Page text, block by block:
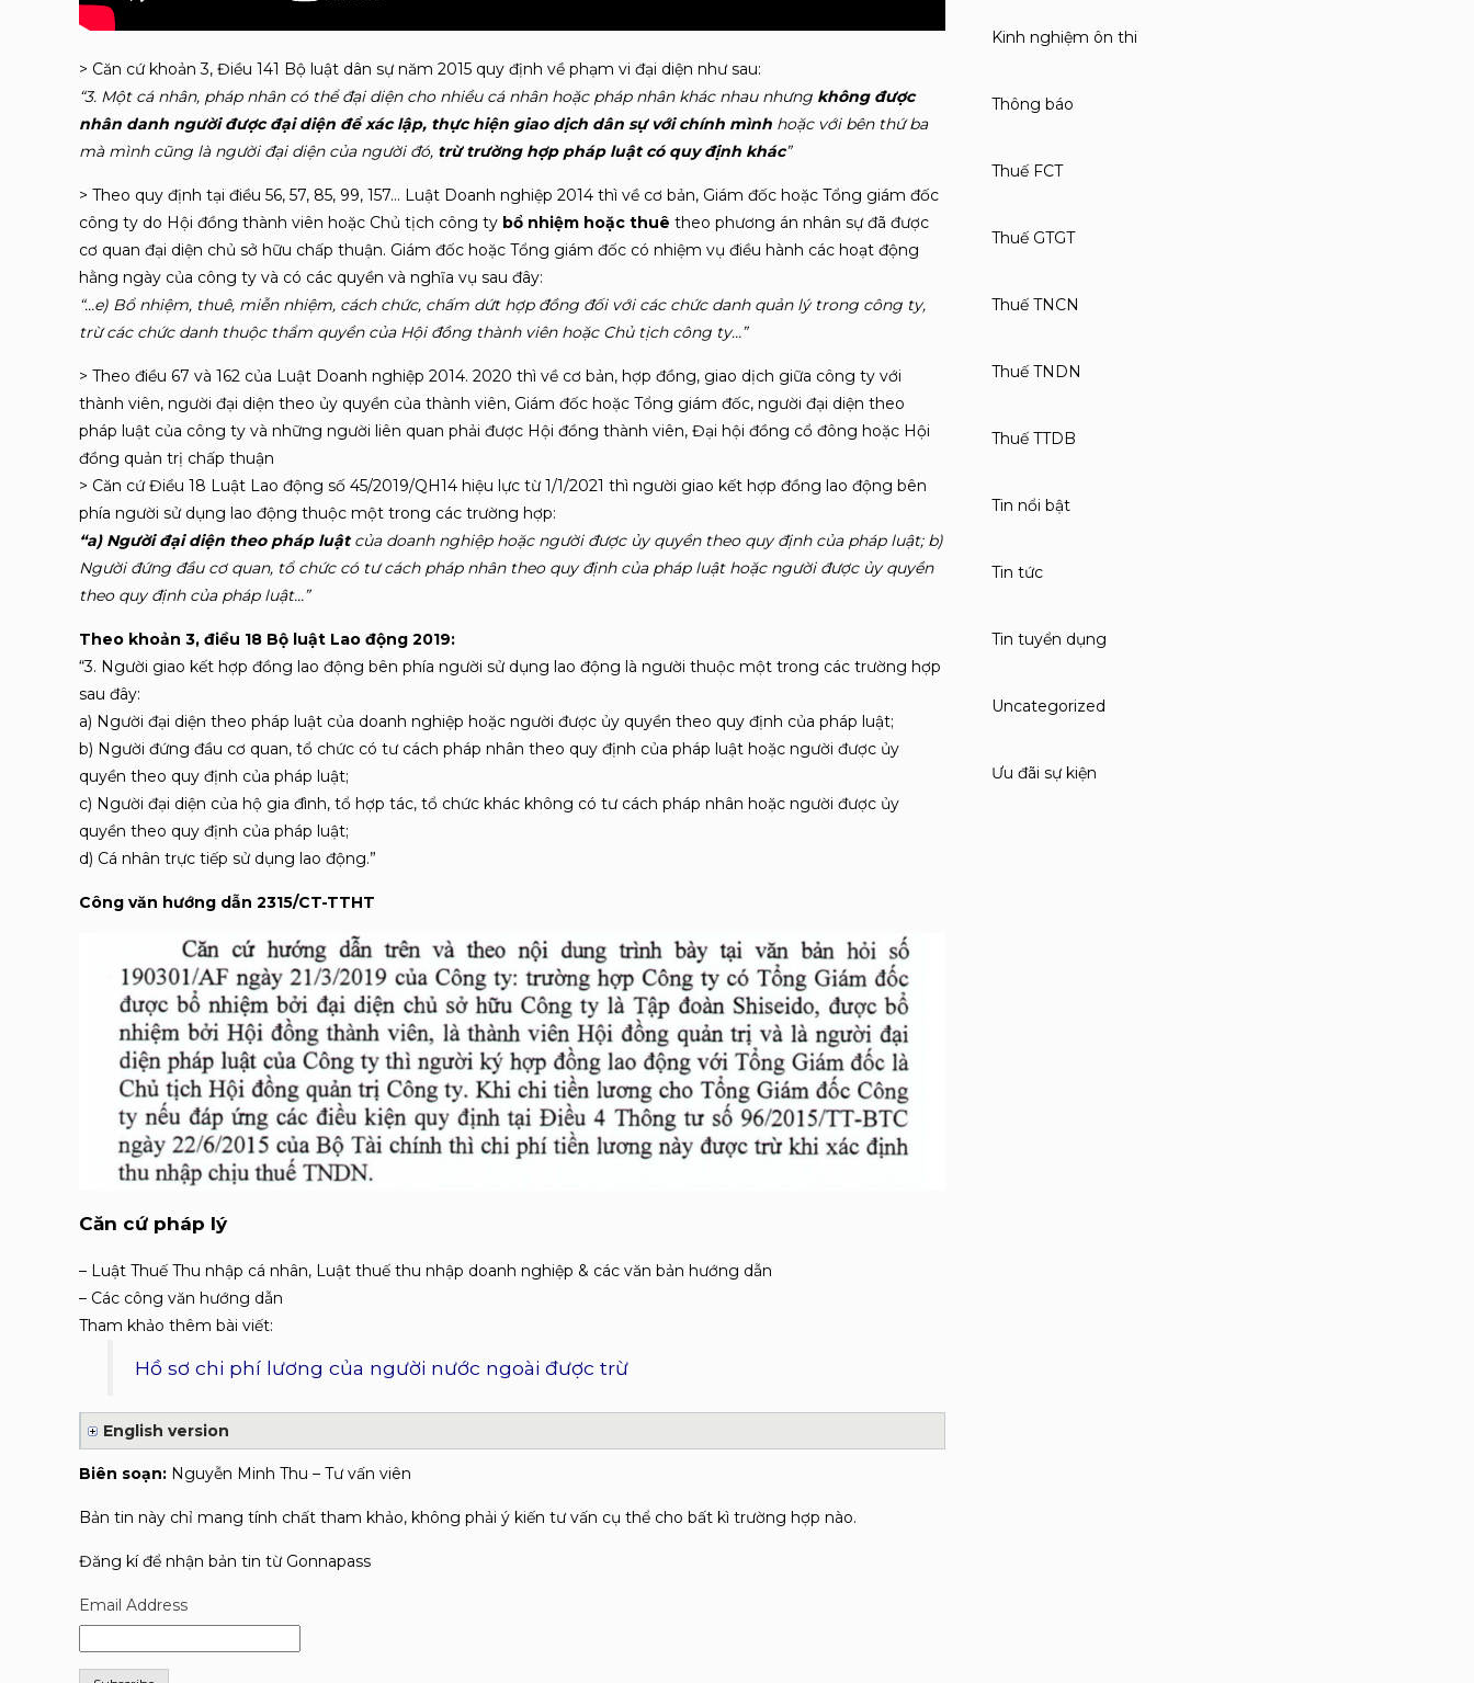
> Căn cứ khoản 3, Điều 141 Bộ luật dân sự năm 2015 quy định về phạm vi đại diện như sau:
“3. Một cá nhân, pháp nhân có thể đại diện cho nhiều cá nhân hoặc pháp nhân khác nhau nhưng không được
nhân danh người được đại diện để xác lập, thực hiện giao dịch dân sự với chính mình hoặc với bên thứ ba
mà mình cũng là người đại diện của người đó, trừ trường hợp pháp luật có quy định khác”
> Theo quy định tại điều 56, 57, 85, 99, 157… Luật Doanh nghiệp 2014 thì về cơ bản, Giám đốc hoặc Tổng giám đốc
công ty do Hội đồng thành viên hoặc Chủ tịch công ty bổ nhiệm hoặc thuê theo phương án nhân sự đã được
cơ quan đại diện chủ sở hữu chấp thuận. Giám đốc hoặc Tổng giám đốc có nhiệm vụ điều hành các hoạt động
hằng ngày của công ty và có các quyền và nghĩa vụ sau đây:
“…e) Bổ nhiệm, thuê, miễn nhiệm, cách chức, chấm dứt hợp đồng đối với các chức danh quản lý trong công ty,
trừ các chức danh thuộc thẩm quyền của Hội đồng thành viên hoặc Chủ tịch công ty…”
> Theo điều 67 và 162 của Luật Doanh nghiệp 2014. 2020 thì về cơ bản, hợp đồng, giao dịch giữa công ty với
thành viên, người đại diện theo ủy quyền của thành viên, Giám đốc hoặc Tổng giám đốc, người đại diện theo
pháp luật của công ty và những người liên quan phải được Hội đồng thành viên, Đại hội đồng cổ đông hoặc Hội
đồng quản trị chấp thuận
> Căn cứ Điều 18 Luật Lao động số 45/2019/QH14 hiệu lực từ 1/1/2021 thì người giao kết hợp đồng lao động bên
phía người sử dụng lao động thuộc một trong các trường hợp:
“a) Người đại diện theo pháp luật của doanh nghiệp hoặc người được ủy quyền theo quy định của pháp luật; b)
Người đứng đầu cơ quan, tổ chức có tư cách pháp nhân theo quy định của pháp luật hoặc người được ủy quyền
theo quy định của pháp luật…”
Theo khoản 3, điều 18 Bộ luật Lao động 2019:
“3. Người giao kết hợp đồng lao động bên phía người sử dụng lao động là người thuộc một trong các trường hợp
sau đây:
a) Người đại diện theo pháp luật của doanh nghiệp hoặc người được ủy quyền theo quy định của pháp luật;
b) Người đứng đầu cơ quan, tổ chức có tư cách pháp nhân theo quy định của pháp luật hoặc người được ủy
quyền theo quy định của pháp luật;
c) Người đại diện của hộ gia đình, tổ hợp tác, tổ chức khác không có tư cách pháp nhân hoặc người được ủy
quyền theo quy định của pháp luật;
d) Cá nhân trực tiếp sử dụng lao động.”
Công văn hướng dẫn 2315/CT-TTHT
Căn cứ pháp lý
– Luật Thuế Thu nhập cá nhân, Luật thuế thu nhập doanh nghiệp & các văn bản hướng dẫn
– Các công văn hướng dẫn
Tham khảo thêm bài viết:
Hồ sơ chi phí lương của người nước ngoài được trừ
English version
Biên soạn: Nguyễn Minh Thu – Tư vấn viên
Bản tin này chỉ mang tính chất tham khảo, không phải ý kiến tư vấn cụ thể cho bất kì trường hợp nào.
Đăng kí để nhận bản tin từ Gonnapass
Email Address
Kinh nghiệm ôn thi
Thông báo
Thuế FCT
Thuế GTGT
Thuế TNCN
Thuế TNDN
Thuế TTDB
Tin nổi bật
Tin tức
Tin tuyển dụng
Uncategorized
Ưu đãi sự kiện